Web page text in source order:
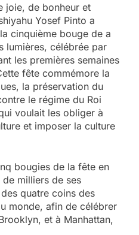
joie, de bonheur et
Yosef Pinto a
cinquième bouge de a
lumières, célébrée par
les premières semaines
fête commémore la
la préservation du
le régime du Roi
voulait les obliger à
et imposer la culture
bougies de la fête en
milliers de ses
quatre coins des
monde, afin de célébrer
et à Manhattan,